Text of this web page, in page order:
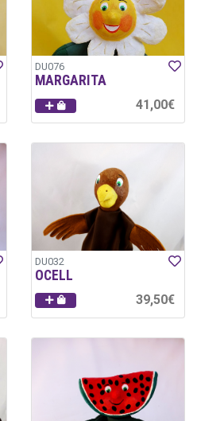
DU076
MARGARITA
41,00€
DU032
OCELL
39,50€